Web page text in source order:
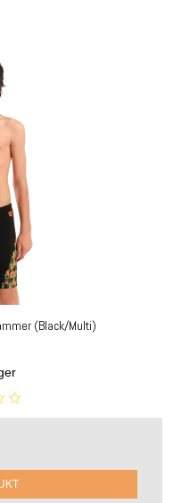
(Black/Multi)